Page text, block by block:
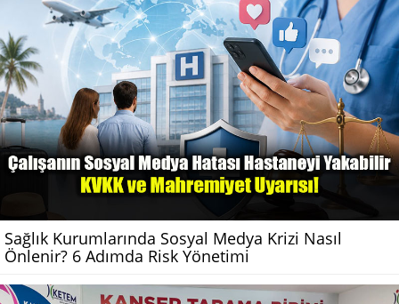
Sağlık Kurumlarında Sosyal Medya Krizi Nasıl
Önlenir? 6 Adımda Risk Yönetimi